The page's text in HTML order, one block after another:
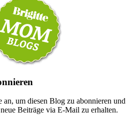
um diesen Blog zu abonnieren und
Beiträge via E-Mail zu erhalten.